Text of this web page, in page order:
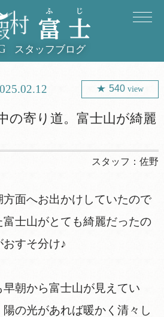
スタッフブログ
540 view
の寄り道。富士山が綺麗
スタッフ：佐野
面へお出かけしていたので
士山がとても綺麗だったの
すそ分け♪
朝から富士山が見えてい
の光があれば暖かく清々し